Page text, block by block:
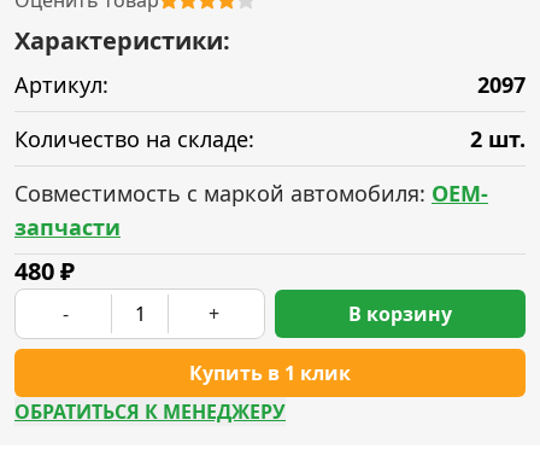
Характеристики:
Артикул:
2097
Количество на складе:
2 шт.
Совместимость с маркой автомобиля: OEM-
запчасти
480₽
- +
Купить в 1 клик
В корзину
ОБРАТИТЬСЯ К МЕНЕДЖЕРУ